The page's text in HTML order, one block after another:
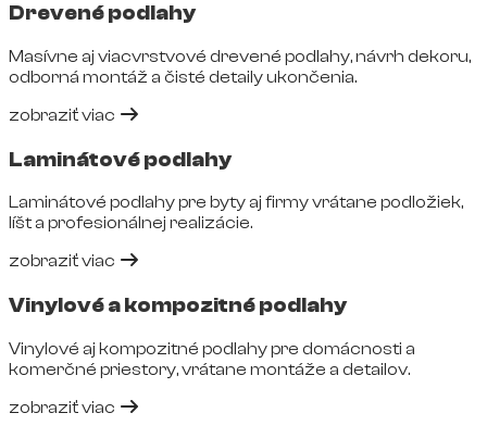
Drevené podlahy
Masívne aj viacvrstvové drevené podlahy, návrh dekoru,
odborná montáž a čisté detaily ukončenia.
zobraziť viac
Laminátové podlahy
Laminátové podlahy pre byty aj firmy vrátane podložiek,
líšt a profesionálnej realizácie.
zobraziť viac
Vinylové a kompozitné podlahy
Vinylové aj kompozitné podlahy pre domácnosti a
komerčné priestory, vrátane montáže a detailov.
zobraziť viac